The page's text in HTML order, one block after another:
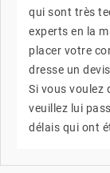
qui sont très
experts en la
placer votre
dresse un
Si vous voulez
veuillez lui
délais qui ont